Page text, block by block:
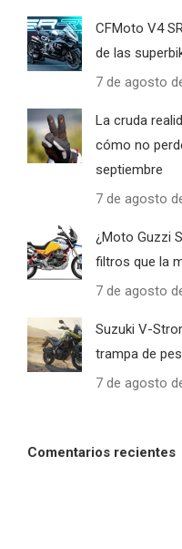
CFMoto V4
de las
7 de agosto
La cruda
cómo no
septiembre
7 de agosto
¿Moto Guzzi
filtros que la
7 de agosto
Suzuki V-
trampa de
7 de agosto
Comentarios recientes